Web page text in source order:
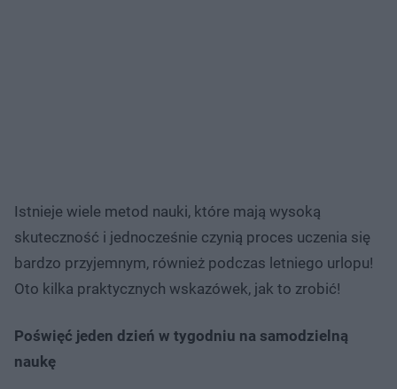
Istnieje wiele metod nauki, które mają wysoką
skuteczność i jednocześnie czynią proces uczenia się
bardzo przyjemnym, również podczas letniego urlopu!
Oto kilka praktycznych wskazówek, jak to zrobić!
Poświęć jeden dzień w tygodniu na samodzielną
naukę